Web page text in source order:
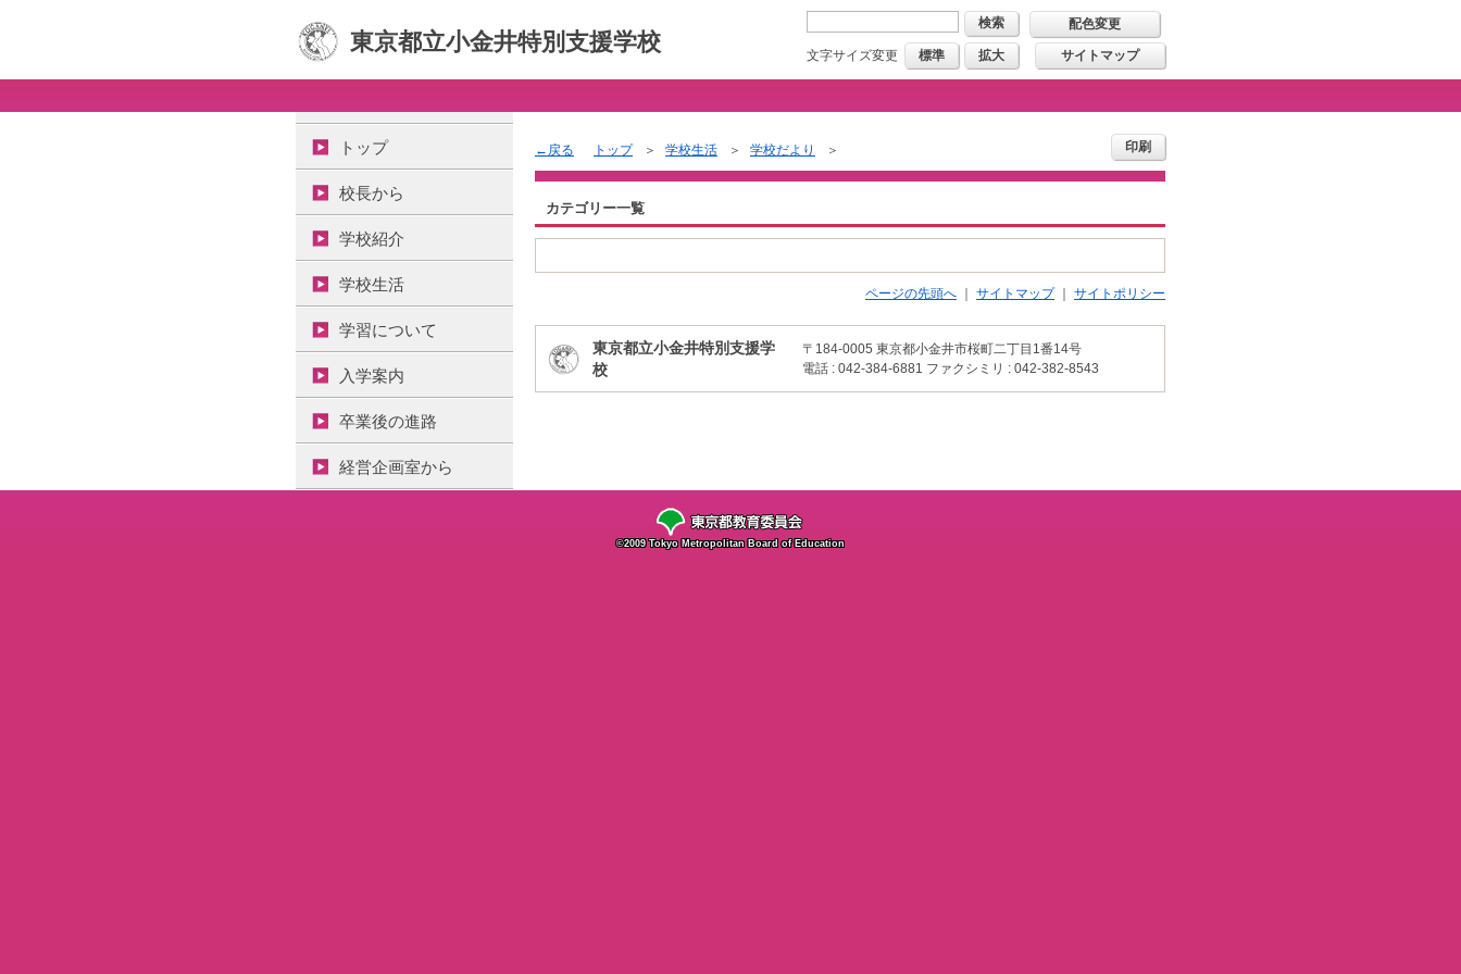
東京都立小金井特別支援学校
配色変更
文字サイズ変更 標準 拡大 サイトマップ
トップ
校長から
学校紹介
学校生活
学習について
入学案内
卒業後の進路
経営企画室から
戻る トップ 学校生活 学校だより 印刷
カテゴリー一覧
ページの先頭へ サイトマップ サイトポリシー
東京都立小金井特別支援学
校
〒184-0005 東京都小金井市桜町二丁目1番14号
電話 : 042-384-6881 ファクシミリ : 042-382-8543
©2009 Tokyo Metropolitan Board of Education